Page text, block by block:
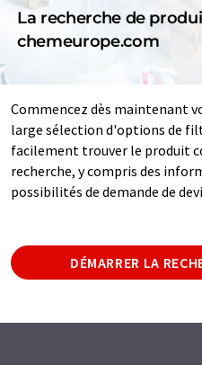
La recherche de
chemeurope.com
Commencez dès maintenant
large sélection d'options de
facilement trouver le produit
recherche, y compris des
possibilités de demande de
DÉMARRER LA